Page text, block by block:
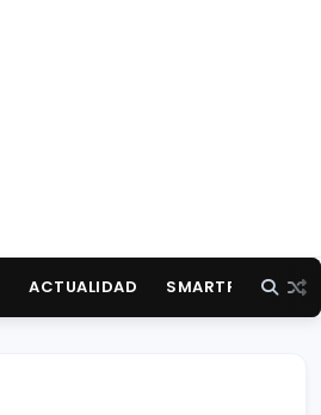
ACTUALIDAD SMARTPHONES